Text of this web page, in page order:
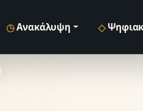
◷Ανακάλυψη ◇